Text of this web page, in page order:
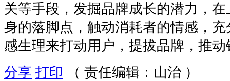
关等手段，发掘品牌成长的潜力，
身的落脚点，触动消耗者的情感，
感生理来打动用户，提拔品牌，推动
分享 打印 （ 责任编辑：山治 ）